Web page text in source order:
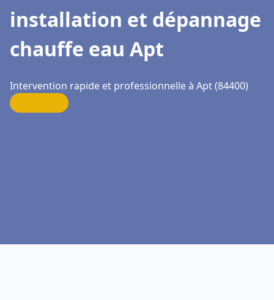
installation et dépannage
chauffe eau Apt
Intervention rapide et professionnelle à Apt (84400)